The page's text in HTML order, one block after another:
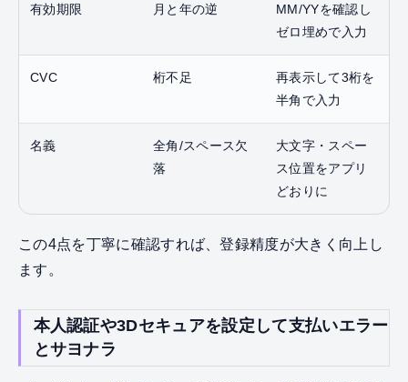
有効期限 月と年の逆
MM/YYを確認し
ゼロ埋めで入力
CVC 桁不足
再表示して3桁を
半角で入力
名義
全角/スペース欠
落
大文字・スペー
ス位置をアプリ
どおりに
この4点を丁寧に確認すれば、登録精度が大きく向上し
ます。
本人認証や3Dセキュアを設定して支払いエラー
とサヨナラ